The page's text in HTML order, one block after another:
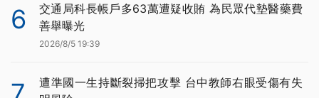
6
交通局科長帳戶多63萬遭疑收賄 為民眾代墊醫藥費
善舉曝光
2026/8/5 19:39
遭準國一生持斷裂掃把攻擊 台中教師右眼受傷有失